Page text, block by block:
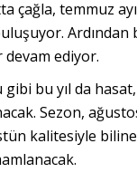
çağla, temmuz
Ardından
ediyor.
gibi bu yıl da
Sezon,
kalitesiyle